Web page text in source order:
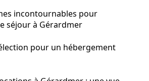
incontournables pour
séjour à Gérardmer
pour un hébergement